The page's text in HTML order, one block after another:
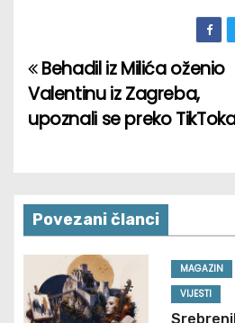
P
o
n
a
v
Behadil iz Milića oženio
Valentinu iz Zagreba,
upoznali se preko
Povezani članci
MAGAZIN
VIJESTI